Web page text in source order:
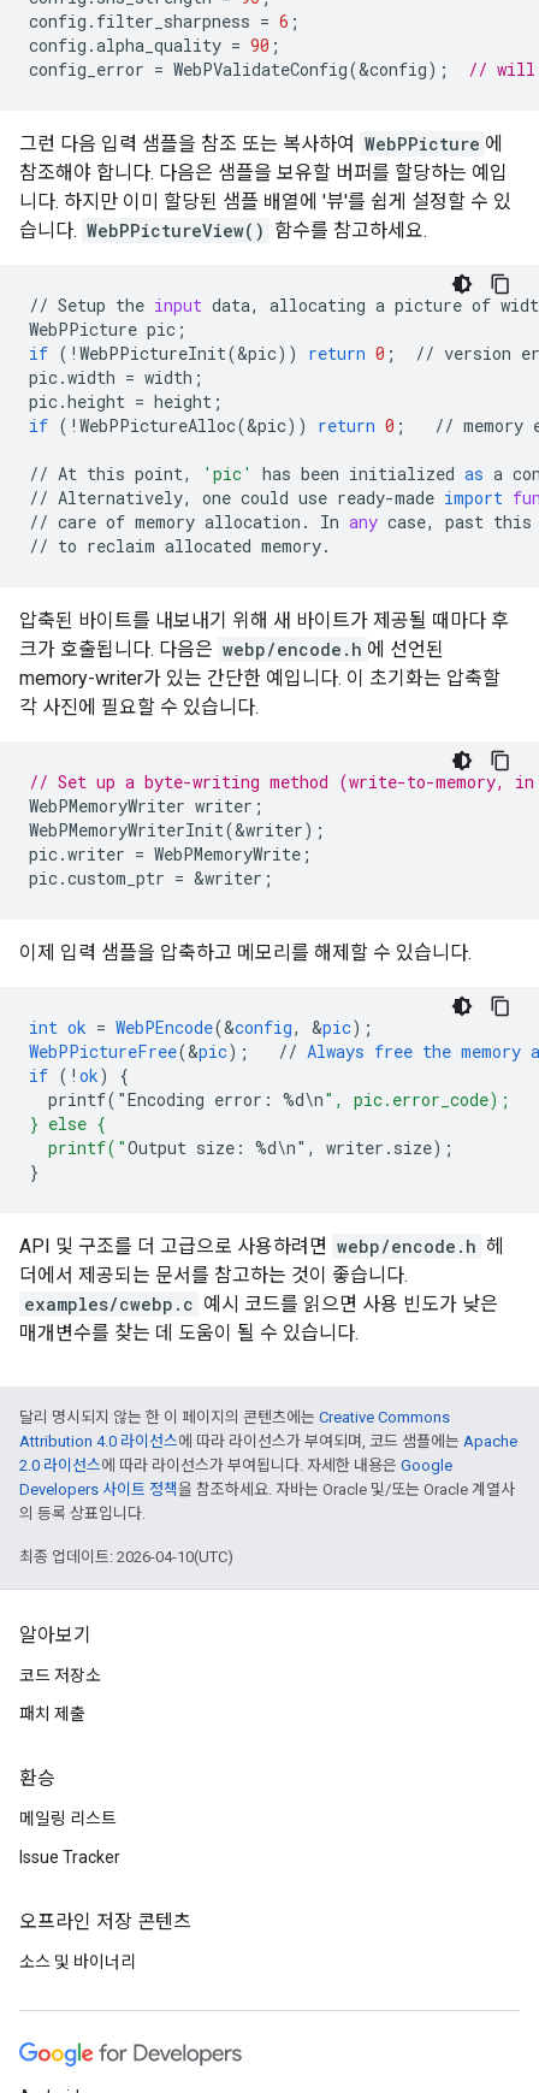
config . filter_sharpness = 6 ;
config .alpha_quality = 90 ;
config_error = WebPValidateConfig(&config); // will
그런 다음 입력 샘플을 참조 또는 복사하여 WebPPicture 에
참조해야 합니다. 다음은 샘플을 보유할 버퍼를 할당하는 예입
니다. 하지만 이미 할당된 샘플 배열에 '뷰'를 쉽게 설정할 수 있
습니다. WebPPictureView() 함수를 참고하세요.
// Setup the input data, allocating a picture of
WebPPicture pic ;
if ( ! WebPPictureInit(&pic)) return 0 ; // version
pic.width = width ;
pic.height = height ;
if ( ! WebPPictureAlloc(&pic)) return 0 ; // memory
// At this point, 'pic' has been initialized as a
// Alternatively, one could use ready-made import
// care of memory allocation . In any case, past this
// to reclaim allocated memory.
압축된 바이트를 내보내기 위해 새 바이트가 제공될 때마다 후
크가 호출됩니다. 다음은 webp/encode.h 에 선언된
memory-writer가 있는 간단한 예입니다. 이 초기화는 압축할
각 사진에 필요할 수 있습니다.
// Set up a byte-writing method (write-to-memory,
WebPMemoryWriter writer ;
WebPMemoryWriterInit(&writer);
pic.writer = WebPMemoryWrite ;
pic.custom_ptr = &writer ;
이제 입력 샘플을 압축하고 메모리를 해제할 수 있습니다.
int ok = WebPEncode(&config, &pic);
WebPPictureFree(&pic); // Always free the memory
if (! ok)
{
printf("Encoding error : %d\n", pic.error_code);
} else {
  printf("
Output size : %d\n" , writer . size);
}
API 및 구조를 더 고급으로 사용하려면 webp/encode.h 헤
더에서 제공되는 문서를 참고하는 것이 좋습니다.
examples/cwebp.c 예시 코드를 읽으면 사용 빈도가 낮은
매개변수를 찾는 데 도움이 될 수 있습니다.
달리 명시되지 않는 한 이 페이지의 콘텐츠에는 Creative Commons
Attribution 4.0 라이선스에 따라 라이선스가 부여되며, 코드 샘플에는 Apache
2.0 라이선스에 따라 라이선스가 부여됩니다. 자세한 내용은 Google
Developers 사이트 정책을 참조하세요. 자바는 Oracle 및/또는 Oracle 계열사
의 등록 상표입니다.
최종 업데이트: 2026-04-10(UTC)
알아보기
코드 저장소
패치 제출
환승
메일링 리스트
Issue Tracker
오프라인 저장 콘텐츠
소스 및 바이너리